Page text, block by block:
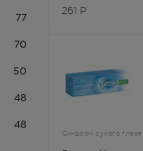
77
70
50
48
48
261 Р
Синдром сухого глаза